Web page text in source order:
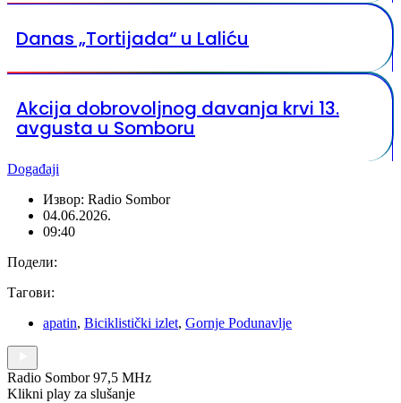
Danas „Tortijada“ u Laliću
Akcija dobrovoljnog davanja krvi 13.
avgusta u Somboru
Događaji
Извор: Radio Sombor
04.06.2026.
09:40
Подели:
Тагови:
apatin, Biciklistički izlet, Gornje Podunavlje
Radio Sombor 97,5 MHz
Klikni play za slušanje